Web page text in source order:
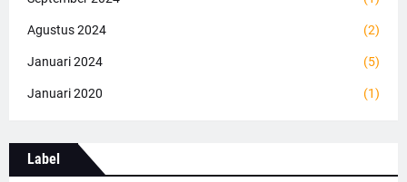
Agustus 2024 (2)
Januari 2024 (5)
Januari 2020 (1)
Label